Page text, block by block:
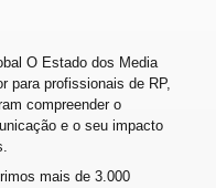
O Estado dos Media
para profissionais de RP,
compreender o
e o seu impacto
mais de 3.000